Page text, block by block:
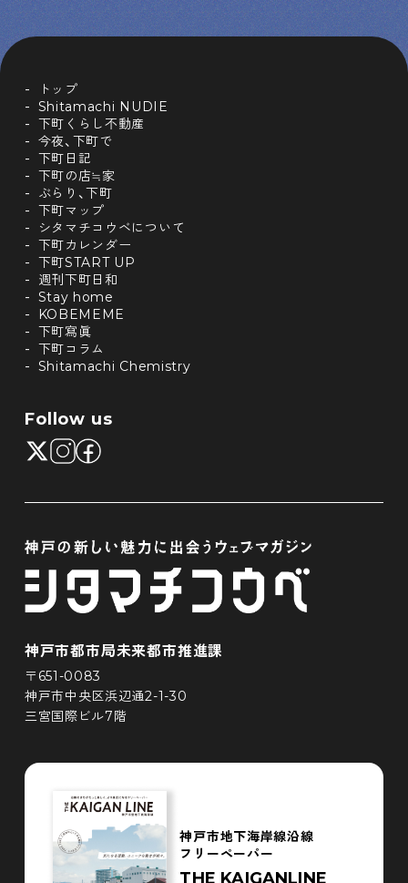
トップ
Shitamachi NUDIE
下町くらし不動産
今夜、下町で
下町日記
下町の店≒家
ぶらり、下町
下町マップ
シタマチコウベについて
下町カレンダー
下町START UP
週刊下町日和
Stay home
KOBEMEME
下町寫眞
下町コラム
Shitamachi Chemistry
Follow us
神戸市都市局未来都市推進課
〒651-0083
神戸市中央区浜辺通2-1-30
三宮国際ビル7階
神戸市地下海岸線沿線
フリーペーパー
THE KAIGANLINE